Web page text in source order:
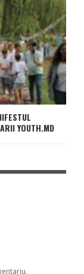
YOUTH.MD